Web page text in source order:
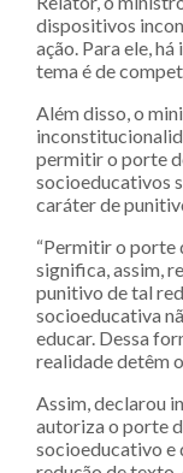
dispositivos
ação. Para ele,
tema é de
Além disso, o
permitir o porte
socioeducativos
caráter de
“Permitir o porte
significa, assim,
punitivo de tal
socioeducativa
educar. Dessa
realidade detêm
Assim, declarou
autoriza o porte
socioeducativo e